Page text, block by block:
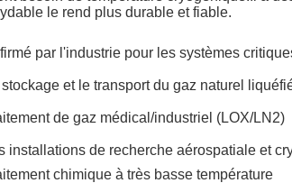
le rend plus durable et fiable.
par l'industrie pour les systèmes
stockage et le transport du gaz naturel
de gaz médical/industriel (LOX/LN2)
installations de recherche aérospatiale et
chimique à très basse température